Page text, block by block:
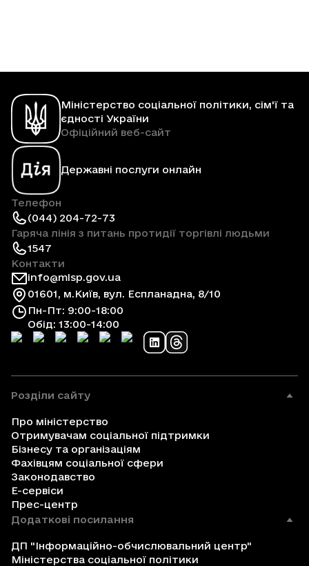
Міністерство соціальної політики, сім'ї та
єдності України
Офіційний веб-сайт
Державні послуги онлайн
Телефон
(044) 204-72-73
Гаряча лінія з питань протидії торгівлі людьми
1547
Контакти
info@mlsp.gov.ua
01601, м.Київ, вул. Еспланадна, 8/10
Пн-Пт: 9:00-18:00
Обід: 13:00-14:00
Розділи сайту
Про міністерство
Отримувачам соціальної підтримки
Бізнесу та організаціям
Фахівцям соціальної сфери
Законодавство
Е-сервіси
Прес-центр
Додаткові посилання
ДП "Інформаційно-обчислювальний центр"
Міністерства соціальної політики